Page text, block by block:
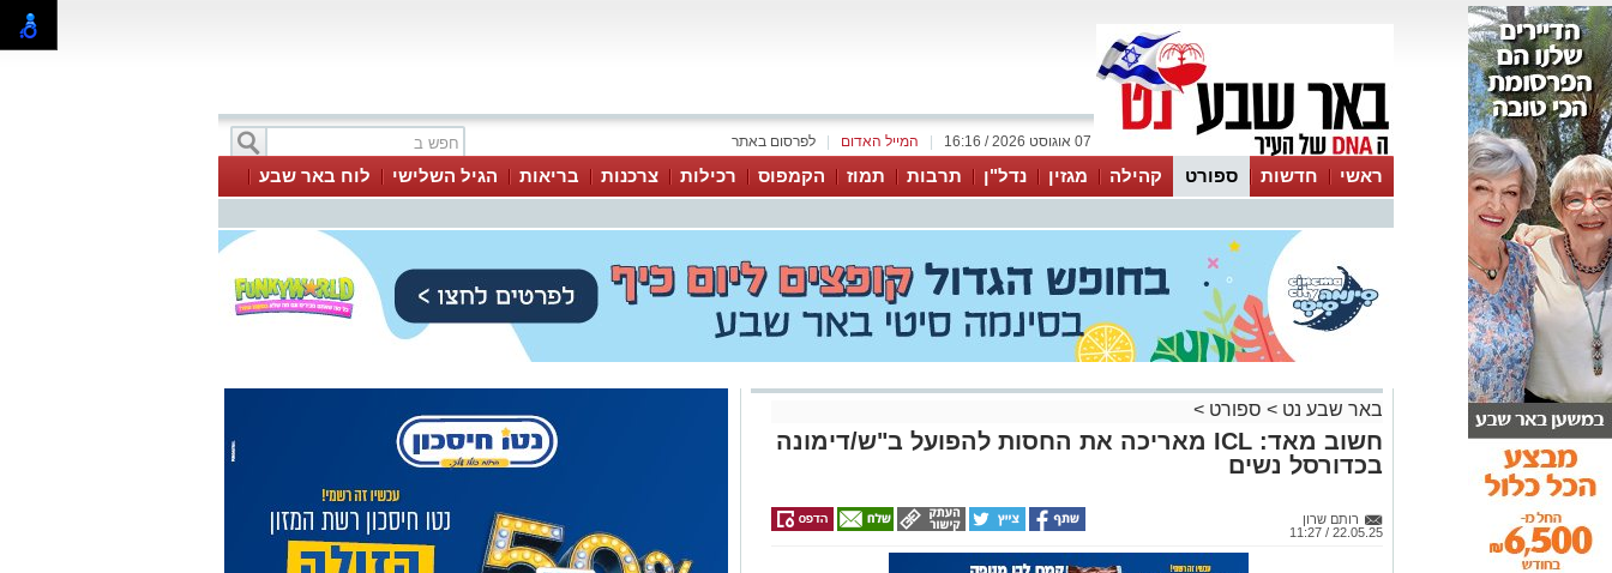
לפרסום באתר המייל האדום 07 אוגוסט 2026 / 16:16
ראשי חדשות ספורט קהילה מגזין נדל"ן תרבות תמוז הקמפוס רכילות צרכנות בריאות הגיל השלישי
לוח באר שבע
באר שבע נט > ספורט >
חשוב מאד: ICL מאריכה את החסות להפועל ב"ש/דימונה
בכדורסל נשים
רותם שרון
22.05.25 / 11:27